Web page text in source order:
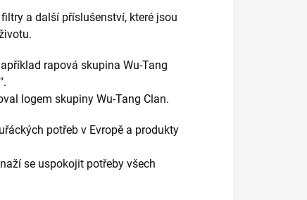
a další příslušenství, které jsou
rapová skupina Wu-Tang
logem skupiny Wu-Tang Clan.
potřeb v Evropě a produkty
se uspokojit potřeby všech